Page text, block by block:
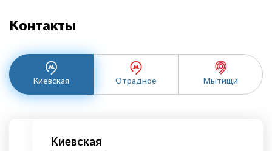
Контакты
Киевская Отрадное Мытищи
Киевская